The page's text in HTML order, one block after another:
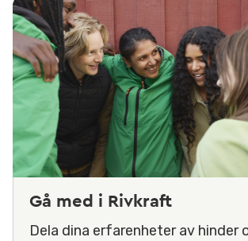
Gå med i Rivkraft
Dela dina erfarenheter av hinder